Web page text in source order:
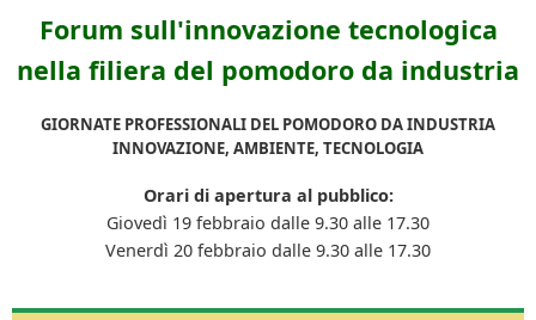
Forum sull'innovazione tecnologica
nella filiera del pomodoro da industria
GIORNATE PROFESSIONALI DEL POMODORO DA INDUSTRIA
INNOVAZIONE, AMBIENTE, TECNOLOGIA
Orari di apertura al pubblico:
Giovedì 19 febbraio dalle 9.30 alle 17.30
Venerdì 20 febbraio dalle 9.30 alle 17.30